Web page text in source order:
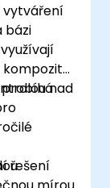
vytváření
bázi
nad
probíhá
řešení